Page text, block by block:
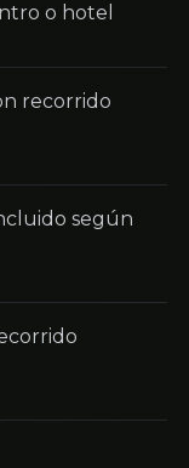
o hotel
recorrido
según